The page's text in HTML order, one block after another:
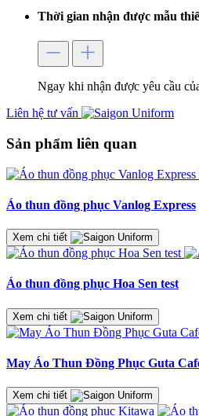
Thời gian nhận được mẫu
Ngay khi nhận được yêu cầu
Liên hệ tư vấn
Sản phẩm liên quan
Áo thun đồng phục Vanlog Express
Xem chi tiết
Áo thun đồng phục Hoa Sen test
Xem chi tiết
May Áo Thun Đồng Phục Guta
Xem chi tiết